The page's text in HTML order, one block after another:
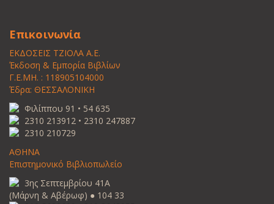
Επικοινωνία
ΕΚΔΟΣΕΙΣ ΤΖΙΟΛΑ Α.Ε.
Έκδοση & Εμπορία Βιβλίων
Γ.Ε.ΜΗ. : 118905104000
Έδρα: ΘΕΣΣΑΛΟΝΙΚΗ
Φιλίππου 91 • 54 635
2310 213912 • 2310 247887
2310 210729
ΑΘΗΝΑ
Επιστημονικό Βιβλιοπωλείο
3ης Σεπτεμβρίου 41Α
(Μάρνη & Αβέρωφ) ● 104 33